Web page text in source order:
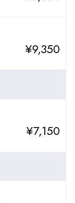
¥9,350
¥7,150